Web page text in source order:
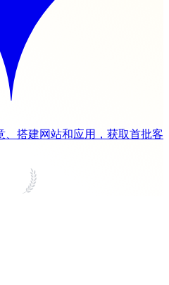
搭建网站和应用，获取首批客